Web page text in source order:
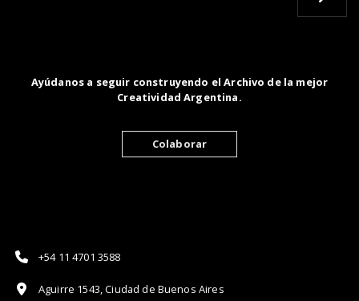
Ayúdanos a seguir construyendo el Archivo de la mejor
Creatividad Argentina.
Colaborar
+54 11 4701 3588
Aguirre 1543, Ciudad de Buenos Aires